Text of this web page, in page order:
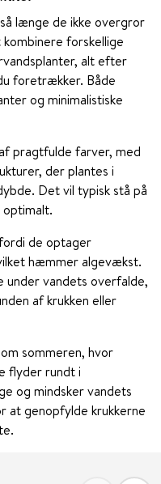
længe de ikke overgror
forskellige
alt efter
foretrækker. Både
og minimalistiske
pragtfulde farver, med
der plantes i
Det vil typisk stå på
optimalt.
de optager
hæmmer algevækst.
under vandets overfalde,
af krukken eller
sommeren, hvor
flyder rundt i
og mindsker vandets
at genopfylde krukkerne